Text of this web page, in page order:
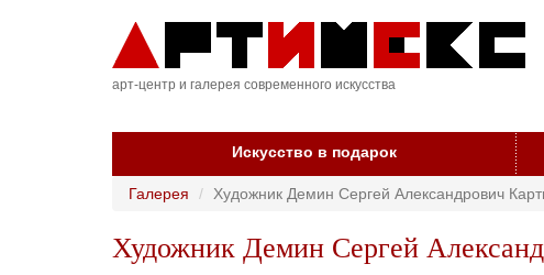
арт-центр и галерея современного искусства
Искусство в подарок
Галерея Художник Демин Сергей Александрович
Художник Демин Сергей